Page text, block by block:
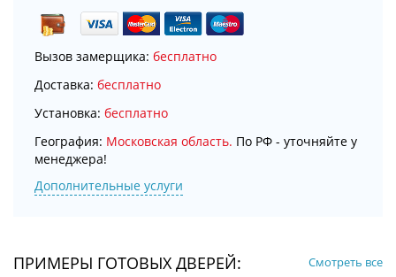
Вызов замерщика: бесплатно
Доставка: бесплатно
Установка: бесплатно
География: Московская область. По РФ - уточняйте у
менеджера!
Дополнительные услуги
ПРИМЕРЫ ГОТОВЫХ ДВЕРЕЙ: Смотреть все